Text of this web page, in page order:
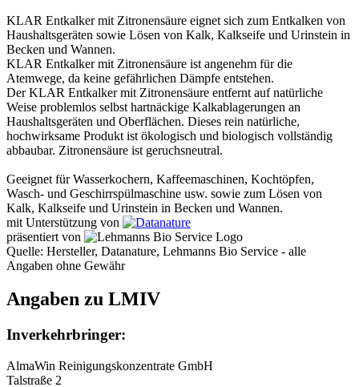
KLAR Entkalker mit Zitronensäure eignet sich zum Entkalken von
Haushaltsgeräten sowie Lösen von Kalk, Kalkseife und Urinstein in
Becken und Wannen.
KLAR Entkalker mit Zitronensäure ist angenehm für die
Atemwege, da keine gefährlichen Dämpfe entstehen.
Der KLAR Entkalker mit Zitronensäure entfernt auf natürliche
Weise problemlos selbst hartnäckige Kalkablagerungen an
Haushaltsgeräten und Oberflächen. Dieses rein natürliche,
hochwirksame Produkt ist ökologisch und biologisch vollständig
abbaubar. Zitronensäure ist geruchsneutral.
Geeignet für Wasserkochern, Kaffeemaschinen, Kochtöpfen,
Wasch- und Geschirrspülmaschine usw. sowie zum Lösen von
Kalk, Kalkseife und Urinstein in Becken und Wannen.
mit Unterstützung von
präsentiert von
Quelle: Hersteller, Datanature, Lehmanns Bio Service - alle
Angaben ohne Gewähr
Angaben zu LMIV
Inverkehrbringer:
AlmaWin Reinigungskonzentrate GmbH
Talstraße 2